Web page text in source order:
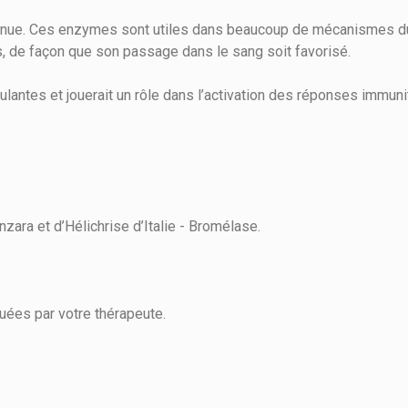
Ces enzymes sont utiles dans beaucoup de mécanismes
de façon que son passage dans le sang soit favorisé.
et jouerait un rôle dans l’activation des réponses
et d’Hélichrise d’Italie - Bromélase.
par votre thérapeute.